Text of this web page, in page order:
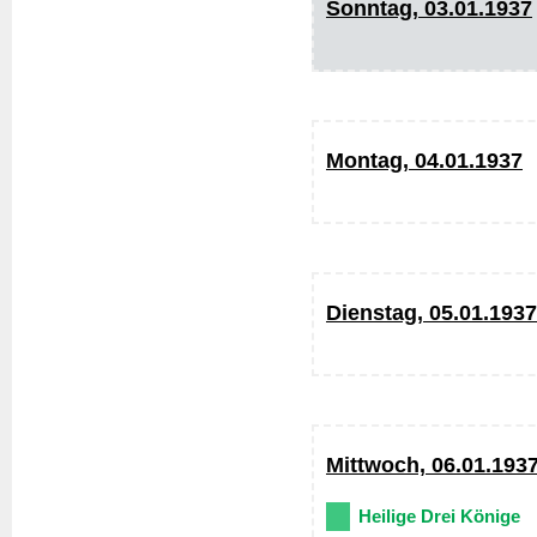
Sonntag, 03.01.1937
Montag, 04.01.1937
Dienstag, 05.01.1937
Mittwoch,
Heilige Drei Könige